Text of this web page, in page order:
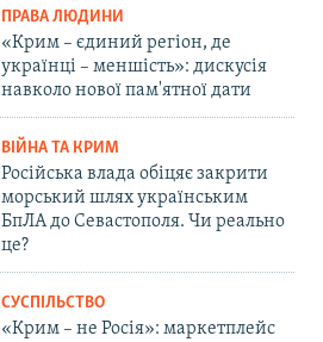
ПРАВА ЛЮДИНИ
«Крим – єдиний регіон, де
українці – меншість»: дискусія
навколо нової пам'ятної дати
ВІЙНА ТА КРИМ
Російська влада обіцяє закрити
морський шлях українським
БпЛА до Севастополя. Чи реально
це?
СУСПІЛЬСТВО
«Крим – не Росія»: маркетплейс